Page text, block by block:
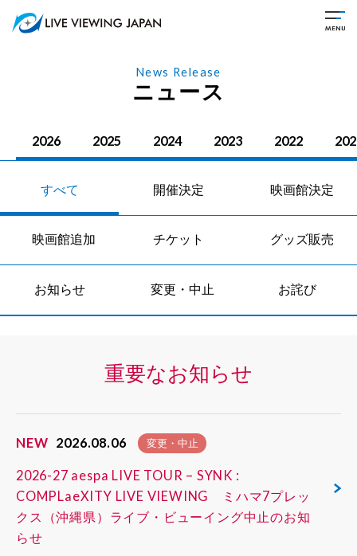
News Release
ニュース
2026 2025 2024 2023 2022
すべて 開催決定 映画館決定
映画館追加 チケット グッズ販売
お知らせ 変更・中止 お詫び
重要なお知らせ
NEW 2026.08.06 変更・中止
2026-27 aespa LIVE TOUR – SYNK :
COMPLaeXITY LIVE VIEWING ミハマ7プレッ
クス（沖縄県）ライブ・ビューイング中止のお知
らせ